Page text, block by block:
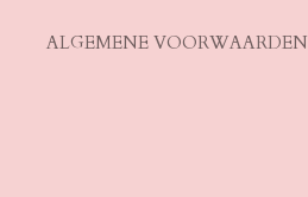
ALGEMENE VOORWAARDEN